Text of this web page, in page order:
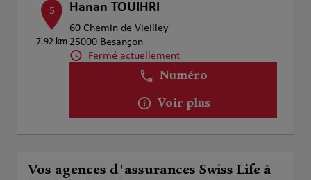
5
7.92 km
Hanan TOUIHRI
60 Chemin de Vieilley
25000 Besançon
Fermé actuellement
Numéro
Voir plus
Vos agences d'assurances Swiss Life à